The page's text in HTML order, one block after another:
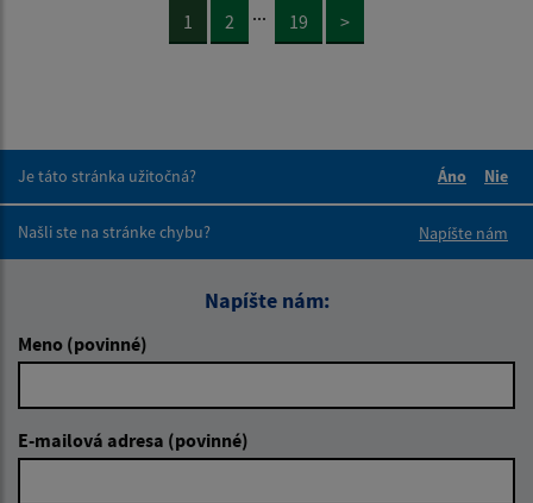
1 2 ... 19 >
Je táto stránka užitočná?
Áno
Nie
Našli ste na stránke chybu?
Napíšte nám
Napíšte nám:
Meno (povinné)
E-mailová adresa (povinné)